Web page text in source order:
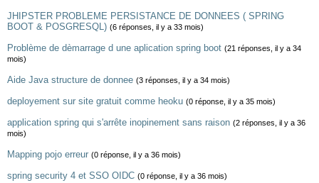
JHIPSTER PROBLEME PERSISTANCE DE DONNEES ( SPRING
BOOT & POSGRESQL) (6 réponses, il y a 33 mois)
Problème de dèmarrage d une aplication spring boot (21 réponses, il y a 34
mois)
Aide Java structure de donnee (3 réponses, il y a 34 mois)
deployement sur site gratuit comme heoku (0 réponse, il y a 35 mois)
application spring qui s'arrête inopinement sans raison (2 réponses, il y a 36
mois)
Mapping pojo erreur (0 réponse, il y a 36 mois)
spring security 4 et SSO OIDC (0 réponse, il y a 36 mois)